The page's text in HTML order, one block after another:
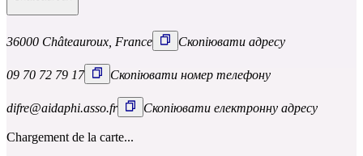
36000 Châteauroux, France Скопіювати адресу
09 70 72 79 17 Скопіювати номер телефону
difre@aidaphi.asso.fr Скопіювати електронну адресу
Chargement de la carte...